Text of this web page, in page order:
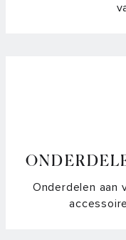
Onderdelen aan